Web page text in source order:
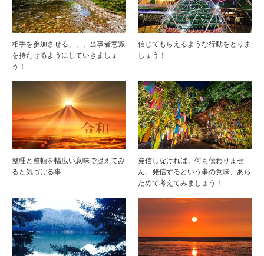
相手を参加させる、、、当事者意識
を持たせるようにしていきましょ
う！
信じてもらえるような行動をとりま
しょう！
整理と整頓を幅広い意味で捉えてみ
ると気づける事
発信しなければ、何も伝わりませ
ん。発信するという事の意味、あら
ためて考えてみましょう！